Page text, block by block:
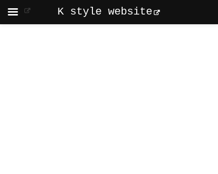
K style website